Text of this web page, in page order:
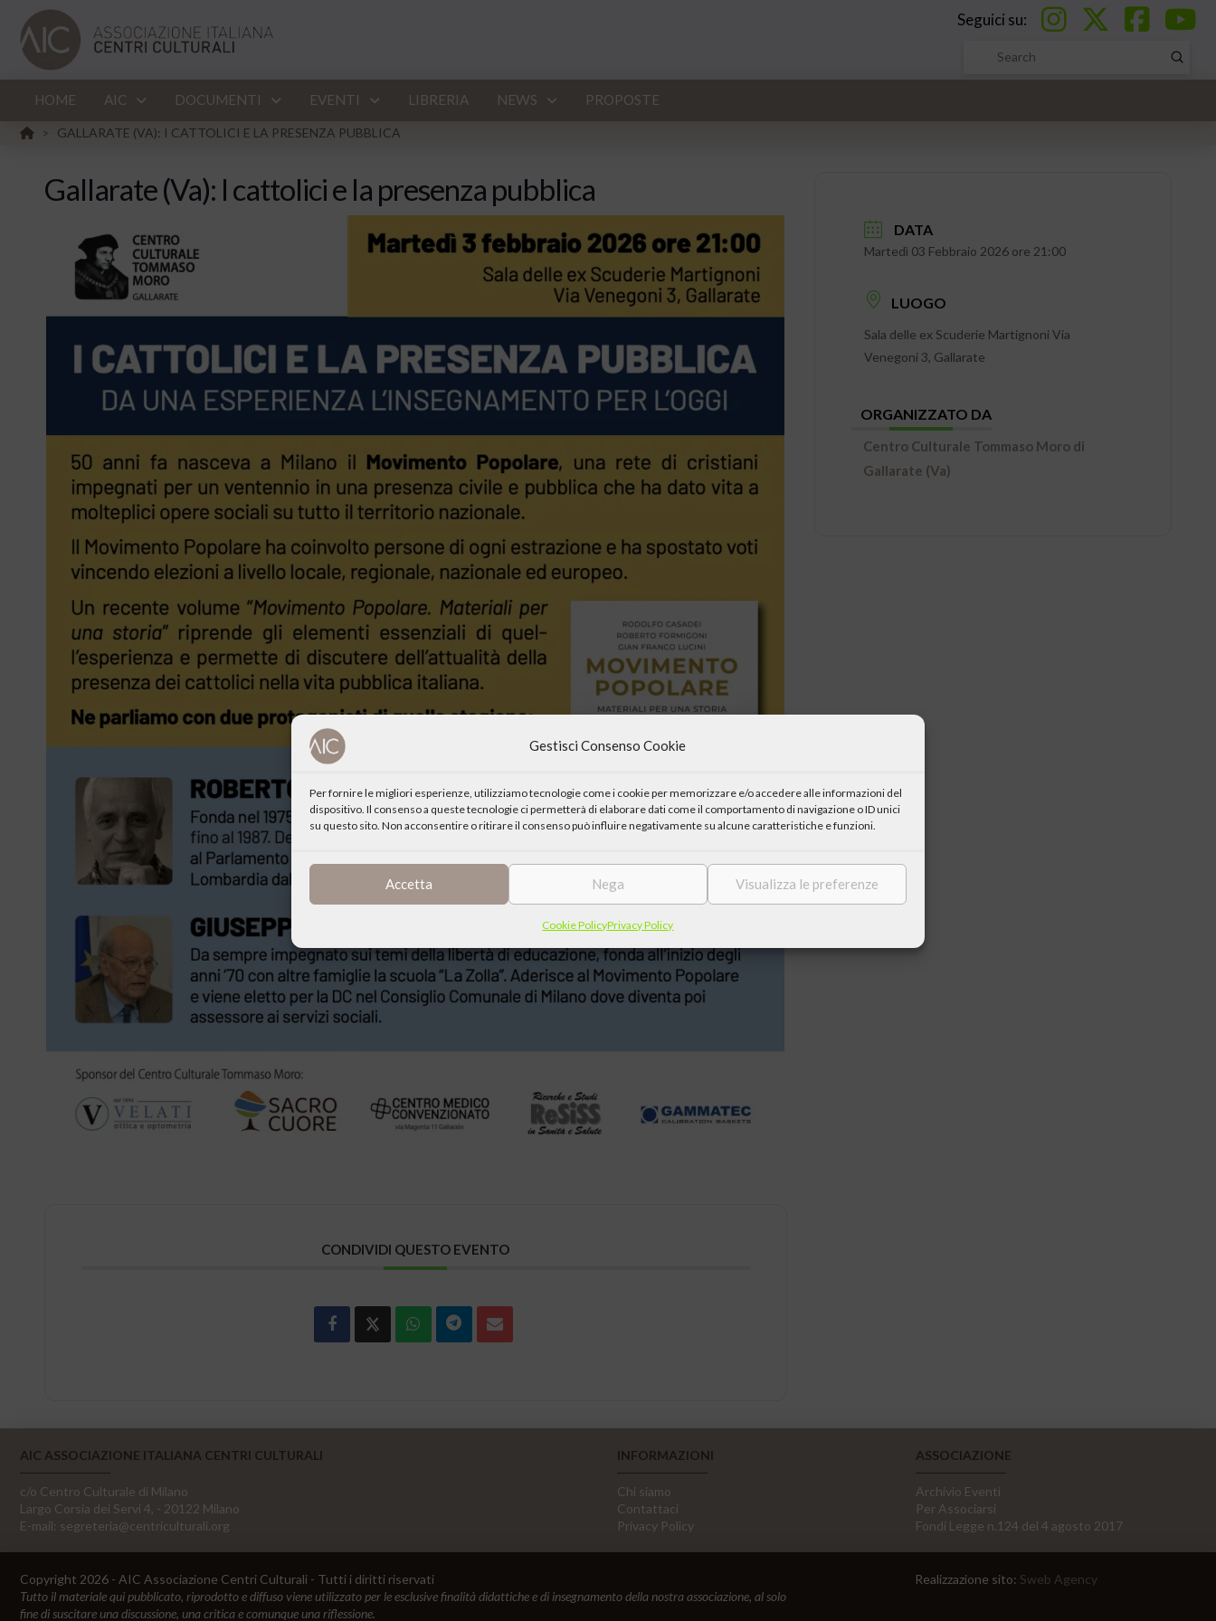
Gestisci Consenso Cookie
Per fornire le migliori esperienze, utilizziamo tecnologie come i cookie per memorizzare e/o accedere alle informazioni del
dispositivo. Il consenso a queste tecnologie ci permetterà di elaborare dati come il comportamento di navigazione o ID unici
su questo sito. Non acconsentire o ritirare il consenso può influire negativamente su alcune caratteristiche e funzioni.
Accetta Nega Visualizza le preferenze
Cookie PolicyPrivacy Policy
Seguici su:
Search
Submit
HOME AIC DOCUMENTI EVENTI LIBRERIA NEWS PROPOSTE
HOME
> GALLARATE (VA): I CATTOLICI E LA PRESENZA PUBBLICA
Gallarate (Va): I cattolici e la presenza pubblica
CONDIVIDI QUESTO EVENTO
DATA
Martedì 03 Febbraio 2026 ore 21:00
LUOGO
Sala delle ex Scuderie Martignoni Via
Venegoni 3, Gallarate
ORGANIZZATO DA
Centro Culturale Tommaso Moro di
Gallarate (Va)
AIC ASSOCIAZIONE ITALIANA CENTRI CULTURALI
c/o Centro Culturale di Milano
Largo Corsia dei Servi 4, - 20122 Milano
E-mail: segreteria@centriculturali.org
INFORMAZIONI
Chi siamo
Contattaci
Privacy Policy
ASSOCIAZIONE
Archivio Eventi
Per Associarsi
Fondi Legge n.124 del 4 agosto 2017
Copyright 2026 - AIC Associazione Centri Culturali - Tutti i diritti riservati
Tutto il materiale qui pubblicato, riprodotto e diffuso viene utilizzato per le esclusive finalità didattiche e di insegnamento della nostra associazione, al solo
fine di suscitare una discussione, una critica e comunque una riflessione.
Realizzazione sito: Sweb Agency